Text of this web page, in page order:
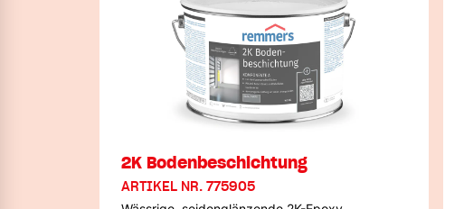
2K Bodenbeschichtung
ARTIKEL NR. 775905